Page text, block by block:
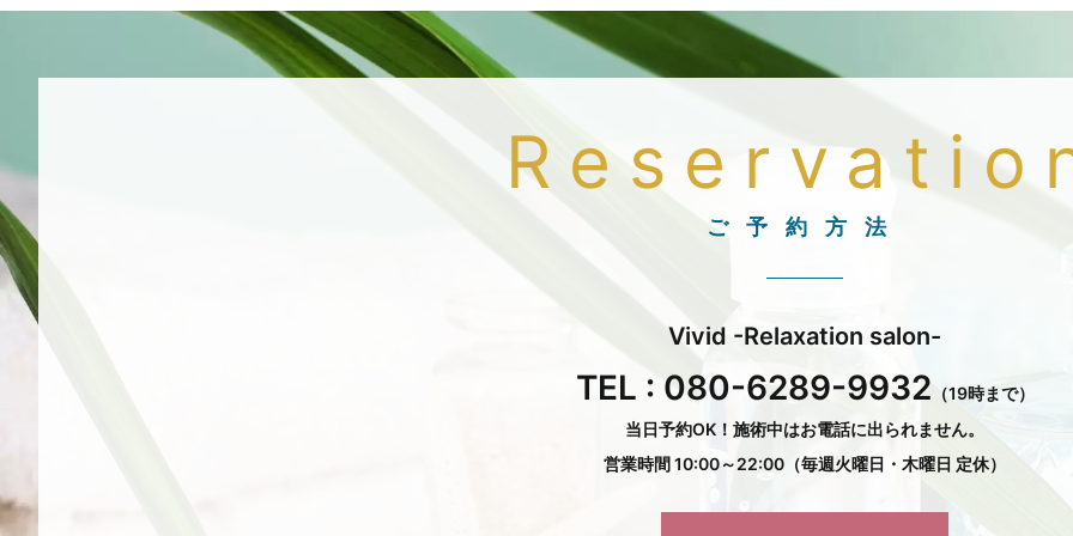
ご予約方法
Vivid -Relaxation salon-
TEL : 080-6289-9932 （19時まで）
当日予約OK！施術中はお電話に出られません。
営業時間 10:00～22:00（毎週火曜日・木曜日 定休）